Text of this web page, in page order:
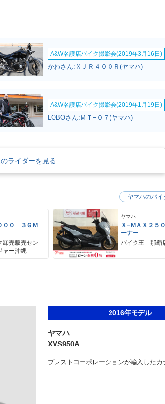
A&W名護店バイク撮影会(2019年3月16日)
かわさん:ＸＪＲ４００Ｒ(ヤマハ)
A&W名護店バイク撮影会(2019年1月19日)
LOBOさん:ＭＴ−０７(ヤマハ)
ライダーを見る
００ ３ＧＭ
卸売販売セン
ャー沖縄
ヤマハ
Ｘ−ＭＡＸ２５
ーナー
バイク王 那覇
ヤマハのバイ
2016年モデル
ヤマハ
XVS950A
プレストコーポレーションが輸入したカ